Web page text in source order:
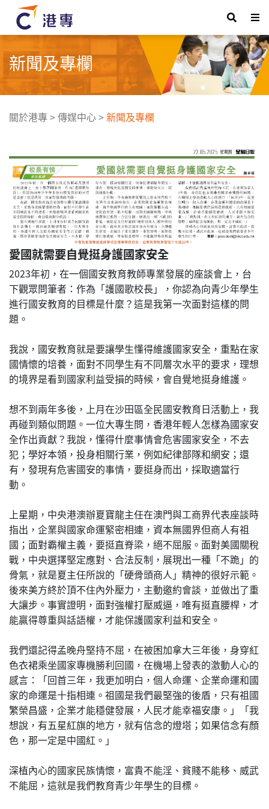
新聞及專欄
關於港專>傳媒中心>新聞及專欄
愛國就需要自覺挺身護國家安全
2023年初，在一個國安教育教師專業發展的座談會上，台
下觀眾問筆者：作為「護國歌校長」，你認為向青少年學生
進行國安教育的目標是什麼？這是我第一次面對這樣的問
題。
我說，國安教育就是要讓學生懂得維護國家安全，重點在家
國情懷的培養，面對不同學生有不同層次水平的要求，理想
的境界是看到國家利益受損的時候，會自覺地挺身維護。
想不到兩年多後，上月在沙田區全民國安教育日活動上，我
再碰到類似問題。一位大專生問，香港年輕人怎樣為國家安
全作出貢獻？我說，懂得什麼事情會危害國家安全，不去
犯；學好本領，投身相關行業，例如紀律部隊和網安；還
有，發現有危害國安的事情，要挺身而出，採取適當行
動。
上星期，中央港澳辦夏寶龍主任在澳門與工商界代表座談時
指出，企業與國家命運緊密相連，資本無國界但商人有祖
國；面對霸權主義，要挺直脊梁，絕不屈服。面對美國關稅
戰，中央選擇堅定應對、合法反制，展現出一種「不跪」的
骨氣，就是夏主任所說的「硬骨頭商人」精神的很好示範。
後來美方終於頂不住內外壓力，主動邀約會談，並做出了重
大讓步。事實證明，面對強權打壓威逼，唯有挺直腰桿，才
能贏得尊重與話語權，才能保護國家利益和安全。
我們還記得孟晚舟堅持不屈，在被困加拿大三年後，身穿紅
色衣裙乘坐國家專機勝利回國，在機場上發表的激動人心的
感言：「回首三年，我更加明白，個人命運、企業命運和國
家的命運是十指相連。祖國是我們最堅強的後盾，只有祖國
繁榮昌盛，企業才能穩健發展，人民才能幸福安康。」「我
想說，有五星紅旗的地方，就有信念的燈塔；如果信念有顏
色，那一定是中國紅。」
深植內心的國家民族情懷，富貴不能淫、貧賤不能移、威武
不能屈，這就是我們教育青少年學生的目標。